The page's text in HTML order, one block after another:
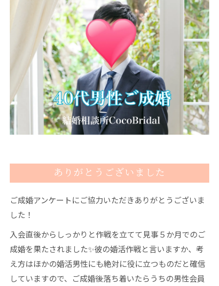
ありがとうございました
ご成婚アンケートにご協力いただきありがとうございま
した！
入会直後からしっかりと作戦を立てて見事５か月でのご
成婚を果たされました✨彼の婚活作戦と言いますか、考
え方はほかの婚活男性にも絶対に役に立つものだと確信
していますので、ご成婚後落ち着いたらうちの男性会員